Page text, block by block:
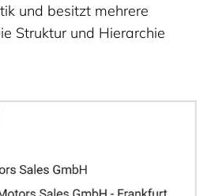
und besitzt mehrere
Struktur und Hierarchie